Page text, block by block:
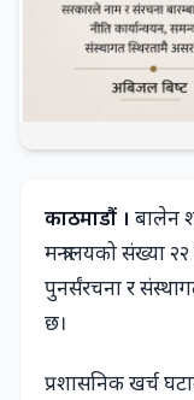
काठमाडौं । बालेन
मन्त्रालयको संख्या
पुनर्संरचना र
छ।
प्रशासनिक खर्च